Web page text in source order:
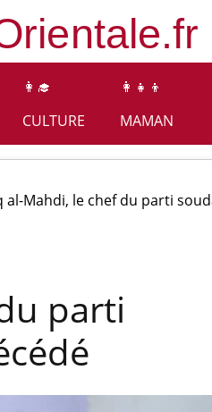
👩‍🎓
CULTURE
👩‍👧‍👦
MAMAN
al-Mahdi, le chef du parti
parti